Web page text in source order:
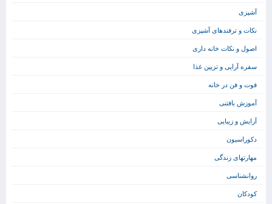
آشپزی
نکات و ترفندهای آشپزی
اصول و نکات خانه داری
سفره آرایی و تزیین غذا
فوت و فن در خانه
آموزش بافتنی
آرایش و زیبایی
دکوراسیون
مهارتهای زندگی
روانشناسی
کودکان